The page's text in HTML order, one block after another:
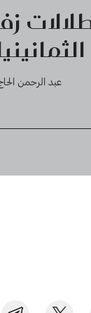
عبد الرحمن